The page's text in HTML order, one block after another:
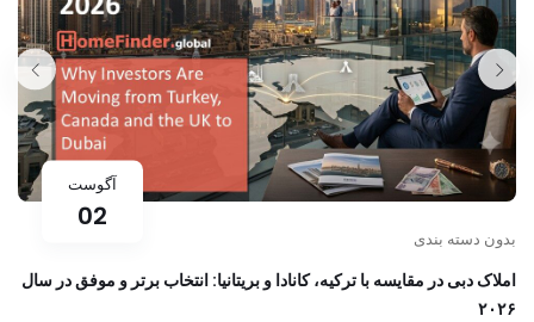
آگوست
02
بدون دسته بندی
املاک دبی در مقایسه با ترکیه، کانادا و بریتانیا: انتخاب برتر و موفق در سال
۲۰۲۶